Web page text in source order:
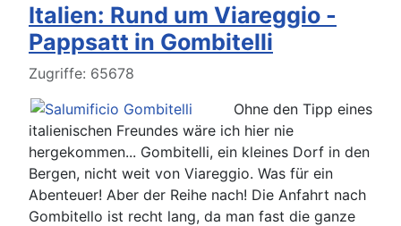
Italien: Rund um Viareggio -
Pappsatt in Gombitelli
Details
Zugriffe: 65678
Ohne den Tipp eines
italienischen Freundes wäre ich hier nie
hergekommen... Gombitelli, ein kleines Dorf in den
Bergen, nicht weit von Viareggio. Was für ein
Abenteuer! Aber der Reihe nach! Die Anfahrt nach
Gombitello ist recht lang, da man fast die ganze